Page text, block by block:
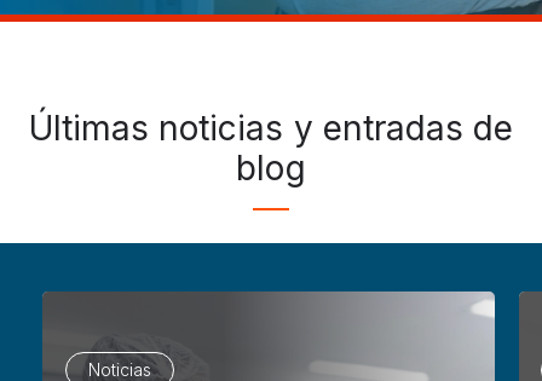
Últimas noticias y entradas de
blog
Noticias